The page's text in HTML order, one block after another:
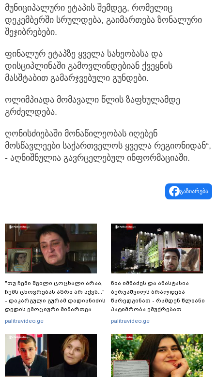
მუნიციპალური ეტაპის შემდეგ, რომელიც
დეკემბერში სრულდება, გაიმართება ზონალური
შეჯიბრებები.
ფინალურ ეტაპზე ყველა სახეობასა და
დისციპლინაში გამოვლინდებიან ქვეყნის
მასშტაბით გამარჯვებული გუნდები.
ოლიმპიადა მომავალი წლის ზაფხულამდე
გრძელდება.
ღონისძიებაში მონაწილეობას იღებენ
მოსწავლეები საქართველოს ყველა რეგიონიდან“,
- აღნიშნულია გავრცელებულ ინფორმაციაში.
გაზიარება
"თუ ჩემი შვილი ცოცხალი არაა,
ჩემს ცხოვრებას აზრი არ აქვს..."
- დაკარგული გურამ დადიანიძის
დედის ემოციური მიმართვა
palitravideo.ge
ნია იმნაძეს და ანასტასია
ბერუაშვილს ბრალდება
წარედგინათ - რამდენ წლიანი
პატიმრობა ემუქრებათ
არასრულწლოვნებს?
palitravideo.ge